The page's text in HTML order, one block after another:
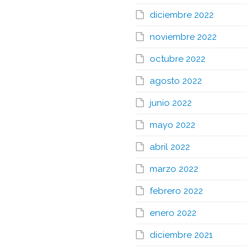
diciembre 2022
noviembre 2022
octubre 2022
agosto 2022
junio 2022
mayo 2022
abril 2022
marzo 2022
febrero 2022
enero 2022
diciembre 2021